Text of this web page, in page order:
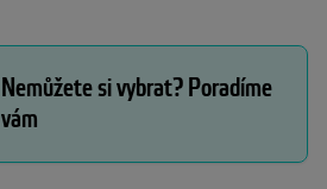
Nemůžete si vybrat? Poradíme
vám